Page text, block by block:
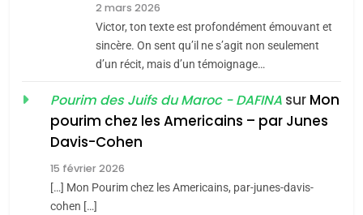
CE QUI NOUS MANQUE –
Jacques Hadida
JUDAISME
Maroc : Les amandes de
Tafraout, le miel de Tadla
du terroir
2 mars 2026
Victor, ton texte est profondément émouvant et
sincère. On sent qu’il ne s’agit non seulement
d’un récit, mais d’un témoignage…
Pourim des Juifs du Maroc - DAFINA sur Mon
pourim chez les Americains – par Junes
Davis-Cohen
15 février 2026
[…] Mon Pourim chez les Americains, par-junes-davis-
cohen […]